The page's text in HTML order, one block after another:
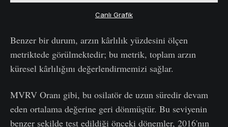
Canlı Grafik
Benzer bir durum, arzın kârlılık yüzdesini ölçen
metriktede görülmektedir; bu metrik, toplam arzın
küresel kârlılığını değerlendirmemizi sağlar.
MVRV Oranı gibi, bu osilatör de uzun süredir devam
eden ortalama değerine geri dönmüştür. Bu seviyenin
benzer şekilde test edildiği önceki dönemler, 2016'nın